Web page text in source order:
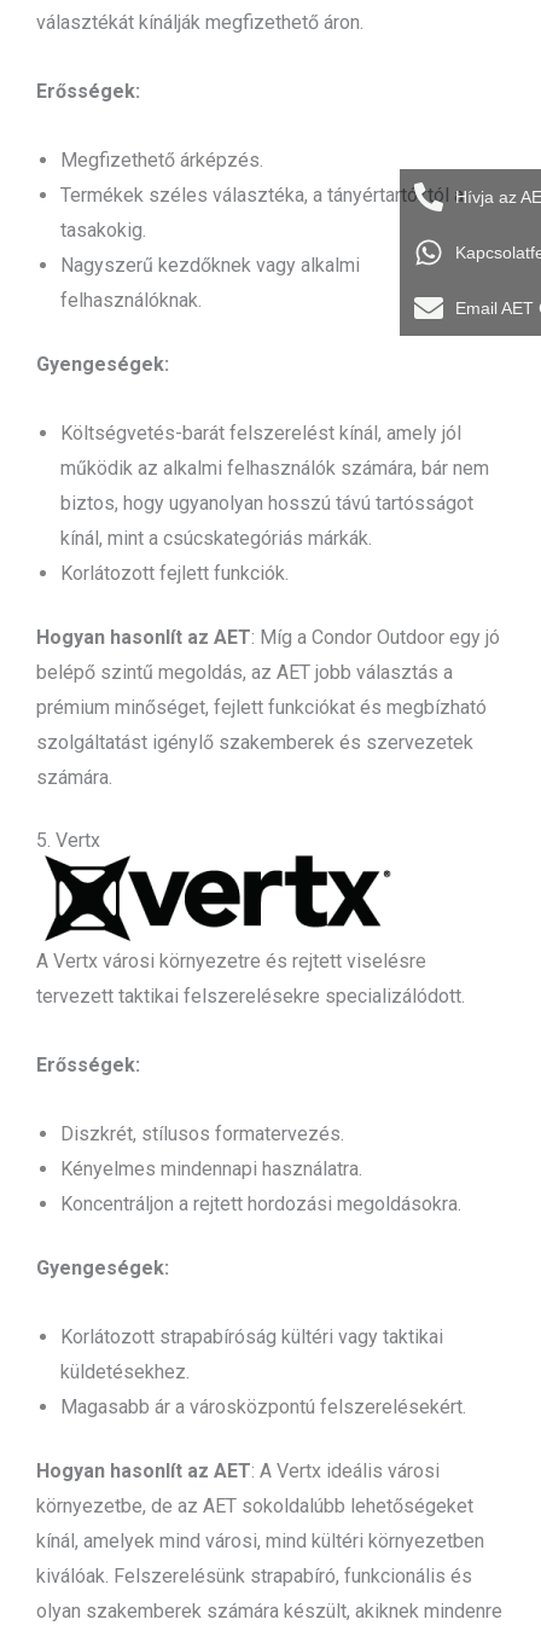
választékát kínálják megfizethető áron.
Erősségek:
Megfizethető árképzés.
Termékek széles választéka, a tányértartóktól a
tasakokig.
Nagyszerű kezdőknek vagy alkalmi
felhasználóknak.
Gyengeségek:
Költségvetés-barát felszerelést kínál, amely jól
működik az alkalmi felhasználók számára, bár nem
biztos, hogy ugyanolyan hosszú távú tartósságot
kínál, mint a csúcskategóriás márkák.
Korlátozott fejlett funkciók.
Hogyan hasonlít az AET: Míg a Condor Outdoor egy jó
belépő szintű megoldás, az AET jobb választás a
prémium minőséget, fejlett funkciókat és megbízható
szolgáltatást igénylő szakemberek és szervezetek
számára.
5. Vertx
A Vertx városi környezetre és rejtett viselésre
tervezett taktikai felszerelésekre specializálódott.
Erősségek:
Diszkrét, stílusos formatervezés.
Kényelmes mindennapi használatra.
Koncentráljon a rejtett hordozási megoldásokra.
Gyengeségek:
Korlátozott strapabíróság kültéri vagy taktikai
küldetésekhez.
Magasabb ár a városközpontú felszerelésekért.
Hogyan hasonlít az AET: A Vertx ideális városi
környezetbe, de az AET sokoldalúbb lehetőségeket
kínál, amelyek mind városi, mind kültéri környezetben
kiválóak. Felszerelésünk strapabíró, funkcionális és
olyan szakemberek számára készült, akiknek mindenre
Hívja az
Email AET